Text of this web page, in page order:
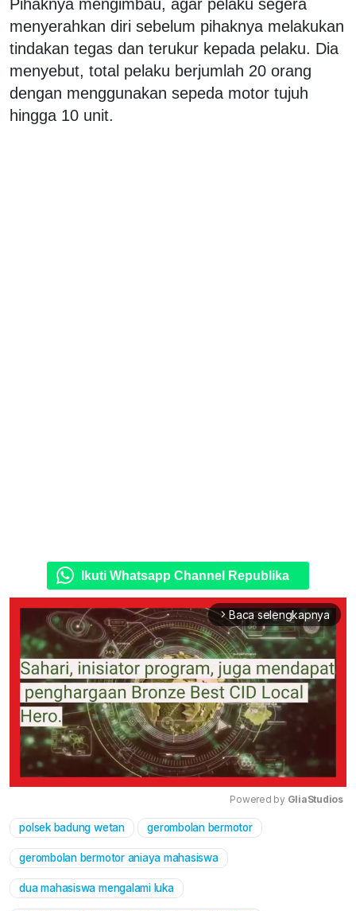
Pihaknya mengimbau, agar pelaku segera
menyerahkan diri sebelum pihaknya melakukan
tindakan tegas dan terukur kepada pelaku. Dia
menyebut, total pelaku berjumlah 20 orang
dengan menggunakan sepeda motor tujuh
hingga 10 unit.
Ikuti Whatsapp Channel Republika
arrow_forward_ios Baca selengkapnya
Powered by GliaStudios
polsek badung wetan gerombolan bermotor
gerombolan bermotor aniaya mahasiswa
dua mahasiswa mengalami luka